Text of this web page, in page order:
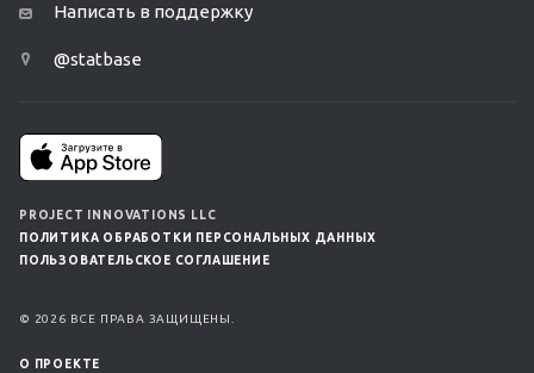
Написать в поддержку
@statbase
PROJECT INNOVATIONS LLC
ПОЛИТИКА ОБРАБОТКИ ПЕРСОНАЛЬНЫХ ДАННЫХ
ПОЛЬЗОВАТЕЛЬСКОЕ СОГЛАШЕНИЕ
© 2026 ВСЕ ПРАВА ЗАЩИЩЕНЫ.
О ПРОЕКТЕ